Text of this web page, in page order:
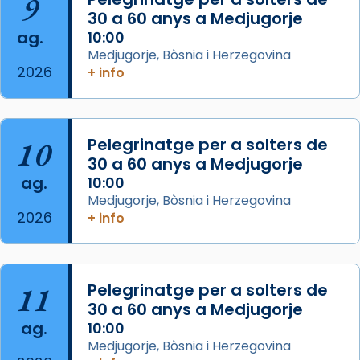
comitè organitzador de la visita apostòlica
del Sant Pare Lleó XIV a Barcelona, i als
col·laboradors, a la Catedral de Barcelona.
Mons. David Abadías.
📸 Dr. G. Simón
Photo
2 weeks ago
Memòria de les santes Juliana i
Semproniana, verges i màrtirs.
9
ag.
2026
30 a 60 anys a Medjugorje
10:00
Medjugorje, Bòsnia i Herzegovina
+ info
10
ag.
2026
Pelegrinatge per a solters de
30 a 60 anys a Medjugorje
10:00
Medjugorje, Bòsnia i Herzegovina
+ info
11
ag.
Pelegrinatge per a solters de
30 a 60 anys a Medjugorje
10:00
Medjugorje, Bòsnia i Herzegovina